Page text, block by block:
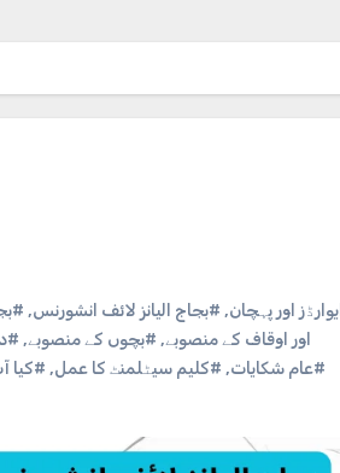
#ایوارڈز اور پہچان, #بجاج الیانز لائف انشورنس,
اور اوقاف کے منصوبے, #بچوں کے منصوبے,
#عام شکایات, #کلیم سیٹلمنٹ کا عمل, #کیا